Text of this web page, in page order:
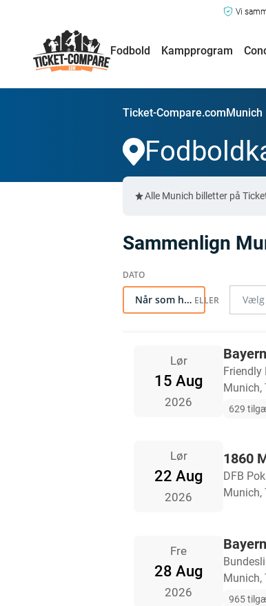
Vi
Fodbold Kampprogram
Ticket-Compare.comMunich
Alle Munich billetter på
Sammenlign
Når som helst
Lør
15 Aug
2026
Friendly
Munich,
629
Lør
22 Aug
2026
1860
DFB
Munich,
Fre
28 Aug
2026
Munich,
965